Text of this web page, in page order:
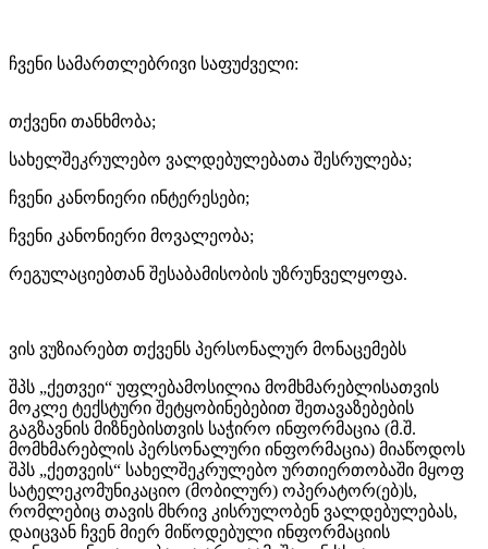
ჩვენი სამართლებრივი საფუძველი:
თქვენი თანხმობა;
სახელშეკრულებო ვალდებულებათა შესრულება;
ჩვენი კანონიერი ინტერესები;
ჩვენი კანონიერი მოვალეობა;
რეგულაციებთან შესაბამისობის უზრუნველყოფა.
ვის ვუზიარებთ თქვენს პერსონალურ მონაცემებს
შპს „ქეთვეი“ უფლებამოსილია მომხმარებლისათვის
მოკლე ტექსტური შეტყობინებებით შეთავაზებების
გაგზავნის მიზნებისთვის საჭირო ინფორმაცია (მ.შ.
მომხმარებლის პერსონალური ინფორმაცია) მიაწოდოს
შპს „ქეთვეის“ სახელშეკრულებო ურთიერთობაში მყოფ
სატელეკომუნიკაციო (მობილურ) ოპერატორ(ებ)ს,
რომლებიც თავის მხრივ კისრულობენ ვალდებულებას,
დაიცვან ჩვენ მიერ მიწოდებული ინფორმაციის